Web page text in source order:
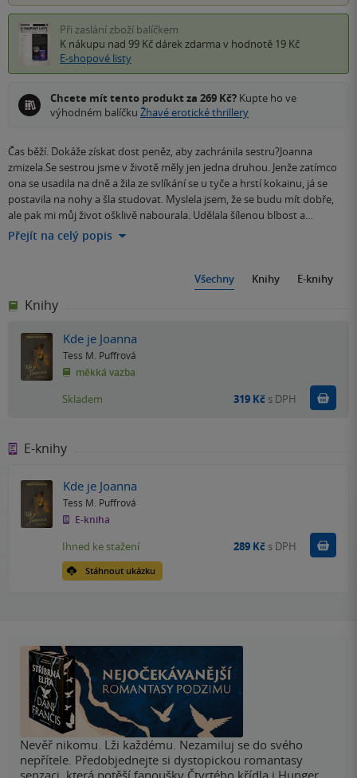
Při zaslání zboží balíčkem
K nákupu nad 99 Kč dárek zdarma v hodnotě 19 Kč
E-shopové listy
Chcete mít tento produkt za 269 Kč? Kupte ho ve
výhodném balíčku Žhavé erotické thrillery
Čas běží. Dokáže získat dost peněz, aby zachránila sestru?Joanna
zmizela.Se sestrou jsme v životě měly jen jedna druhou. Jenže zatímco
ona se usadila na dně a žila ze svlíkání se u tyče a hrstí kokainu, já se
postavila na nohy a šla studovat. Myslela jsem, že se budu mít dobře,
ale pak mi můj život ošklivě nabourala. Udělala šílenou blbost a…
Přejít na celý popis
Všechny Knihy E-knihy
Knihy
Kde je Joanna
Tess M. Puffrová
měkká vazba
Skladem 319 Kč s DPH
E-knihy
Kde je Joanna
Tess M. Puffrová
E-kniha
Stáhnout ukázku
Ihned ke stažení 289 Kč s DPH Koupit
Nevěř nikomu. Lži každému. Nezamiluj se do svého
nepřítele. Předobjednejte si dystopickou romantasy